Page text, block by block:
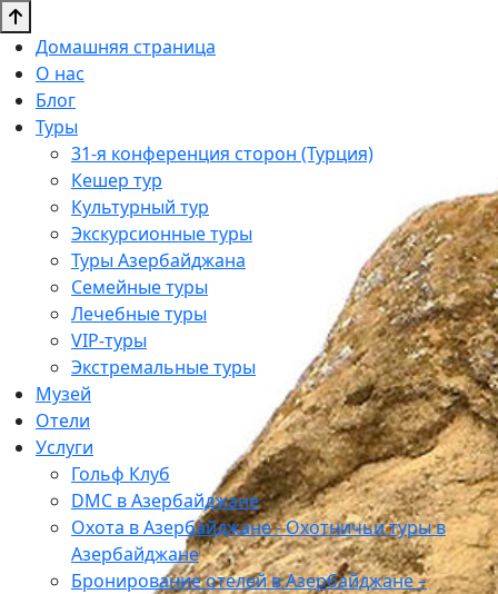
Домашняя страница
О нас
Блог
Туры
31-я конференция сторон (Турция)
Кешер тур
Культурный тур
Экскурсионные туры
Туры Азербайджана
Семейные туры
Лечебные туры
VIP-туры
Экстремальные туры
Музей
Отели
Услуги
Гольф Клуб
DMC в Азербайджане
Охота в Азербайджане - Охотничьи туры в
Азербайджане
Бронирование отелей в Азербайджане –